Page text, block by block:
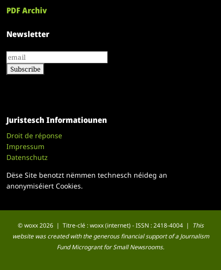
PDF Archiv
Newsletter
Juristesch Informatiounen
Droit de réponse
Impressum
Datenschutz
Dëse Site benotzt nëmmen technesch néideg an
anonymiséiert Cookies.
© woxx 2026 | Titre-clé : woxx (internet) - ISSN : 2418-4004 |
This
website was created with the generous financial support of a Journalism
Fund Microgrant for Small Newsrooms.